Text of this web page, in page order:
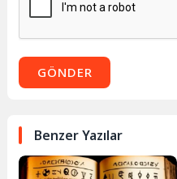
GÖNDER
Benzer Yazılar